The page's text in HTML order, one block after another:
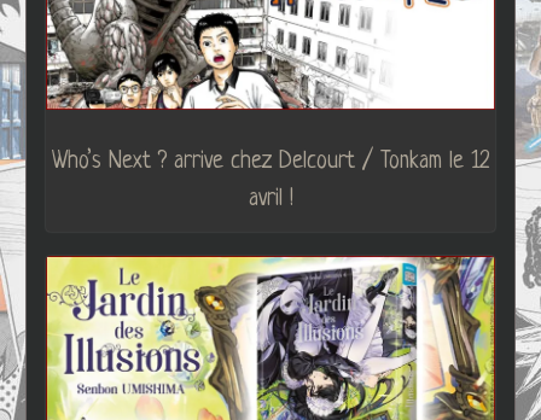
Who’s Next ? arrive chez Delcourt / Tonkam le 12
avril !